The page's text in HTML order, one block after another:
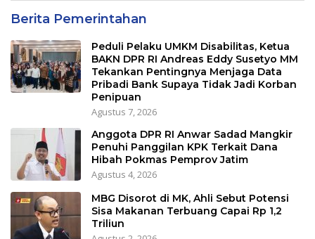
Berita Pemerintahan
Peduli Pelaku UMKM Disabilitas, Ketua
BAKN DPR RI Andreas Eddy Susetyo MM
Tekankan Pentingnya Menjaga Data
Pribadi Bank Supaya Tidak Jadi Korban
Penipuan
Agustus 7, 2026
Anggota DPR RI Anwar Sadad Mangkir
Penuhi Panggilan KPK Terkait Dana
Hibah Pokmas Pemprov Jatim
Agustus 4, 2026
MBG Disorot di MK, Ahli Sebut Potensi
Sisa Makanan Terbuang Capai Rp 1,2
Triliun